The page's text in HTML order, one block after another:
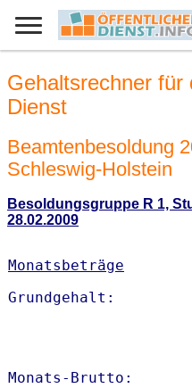
Gehaltsrechner für
Dienst
Beamtenbesoldung
Schleswig-Holstein
Besoldungsgruppe R 1,
28.02.2009
Monatsbeträge
Monats-